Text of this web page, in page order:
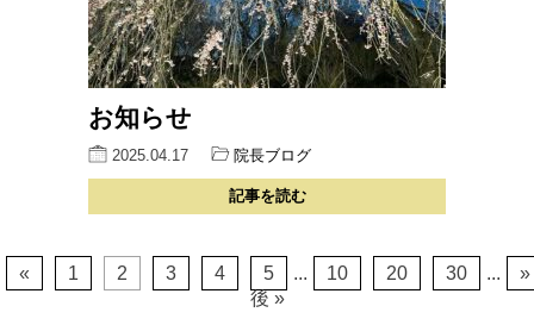
お知らせ
2025.04.17 院長ブログ
記事を読む
« 1 2 3 4 5 ... 10 20 30 ...
»
後 »